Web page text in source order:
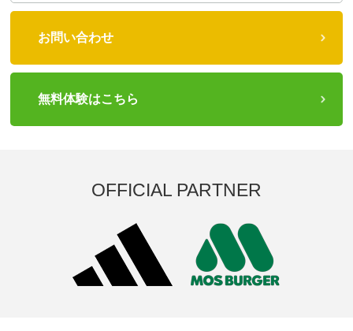
お問い合わせ
無料体験はこちら
OFFICIAL PARTNER